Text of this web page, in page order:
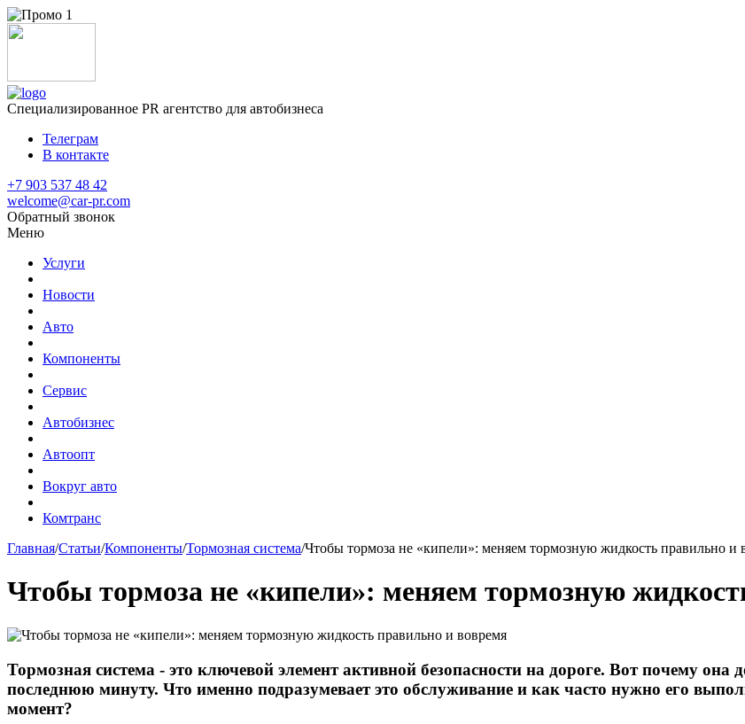
Специализированное PR агентство для автобизнеса
Телеграм
В контакте
+7 903 537 48 42
welcome@car-pr.com
Обратный звонок
Меню
Услуги
Новости
Авто
Компоненты
Сервис
Автобизнес
Автоопт
Вокруг авто
Комтранс
Главная/Статьи/Компоненты/Тормозная система/Чтобы тормоза не «кипели»: меняем тормозную жидкость правильно и
Чтобы тормоза не «кипели»: меняем тормозную
Тормозная система - это ключевой элемент активной безопасности на дороге. Вот почему
последнюю минуту. Что именно подразумевает это обслуживание и как часто нужно его
момент?